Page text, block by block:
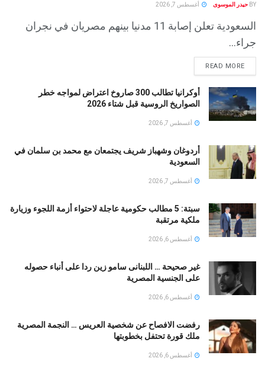
BY حيدر الموسوى أغسطس 7, 2026
السعودية تعلن إصابة 11 مدنيا بينهم مصريان في نجران
جراء...
READ MORE
أوكرانيا تطالب 300 صاروخ اعتراض لمواجه خطر
الصواريخ الروسية قبل شتاء 2026
أغسطس 7, 2026
أردوغان وشهباز شريف يجتمعان مع محمد بن سلمان في
السعودية
أغسطس 7, 2026
سبتة: 5 مطالب حكومية عاجلة لاحتواء أزمة اللجوء وزيارة
ملكية مرتقبة
أغسطس 6, 2026
غير صحيحة … اللبنانى سامو زين ردا على أنباء حصوله
على الجنسية المصرية
أغسطس 6, 2026
رفضت الافصاح عن شخصية العريس … النجمة المصرية
ملك قورة تحتفل بخطوبتها
أغسطس 6, 2026